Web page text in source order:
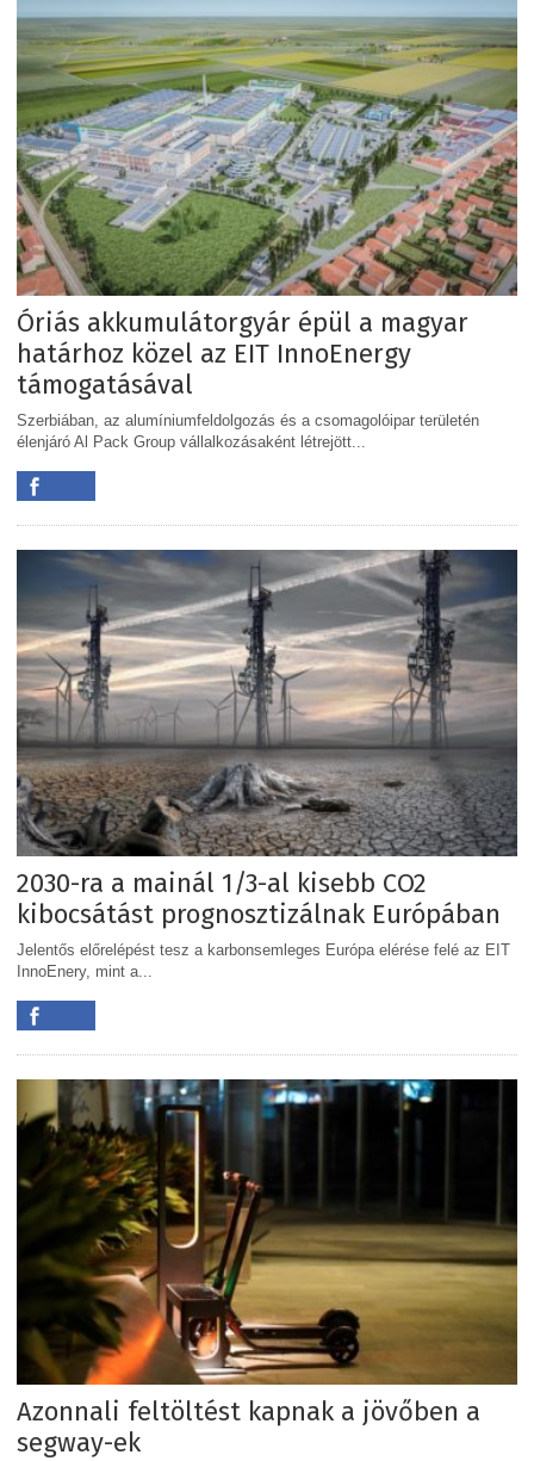
Óriás akkumulátorgyár épül a magyar
határhoz közel az EIT InnoEnergy
támogatásával
Szerbiában, az alumíniumfeldolgozás és a csomagolóipar területén
élenjáró Al Pack Group vállalkozásaként létrejött...
2030-ra a mainál 1/3-al kisebb CO2
kibocsátást prognosztizálnak Európában
Jelentős előrelépést tesz a karbonsemleges Európa elérése felé az EIT
InnoEnery, mint a...
Azonnali feltöltést kapnak a jövőben a
segway-ek